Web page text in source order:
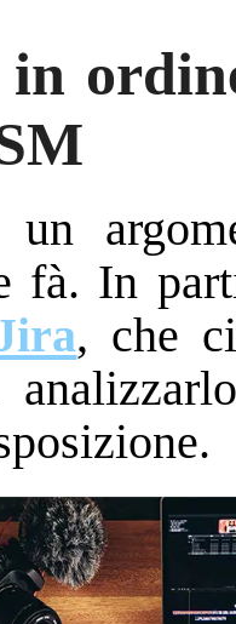
un
fà. In
, che